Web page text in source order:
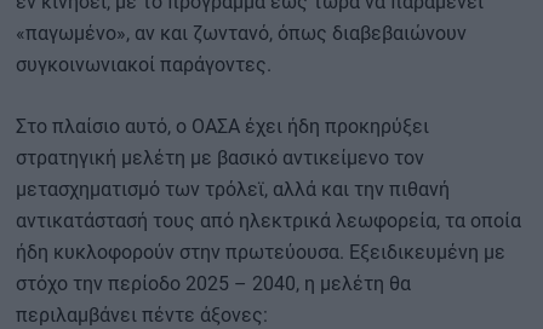
«παγωμένο», αν και ζωντανό, όπως διαβεβαιώνουν
συγκοινωνιακοί παράγοντες.
Στο πλαίσιο αυτό, ο ΟΑΣΑ έχει ήδη προκηρύξει
στρατηγική μελέτη με βασικό αντικείμενο τον
μετασχηματισμό των τρόλεϊ, αλλά και την πιθανή
αντικατάστασή τους από ηλεκτρικά λεωφορεία, τα οποία
ήδη κυκλοφορούν στην πρωτεύουσα. Εξειδικευμένη με
στόχο την περίοδο 2025 – 2040, η μελέτη θα
περιλαμβάνει πέντε άξονες: